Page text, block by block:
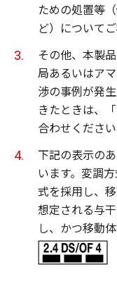
ための処置等
ど）について
その他、本製
局あるいはア
渉の事例が発
きたときは、
合わせください
下記の表示の
います。変調
式を採用し、
想定される与
し、かつ移動